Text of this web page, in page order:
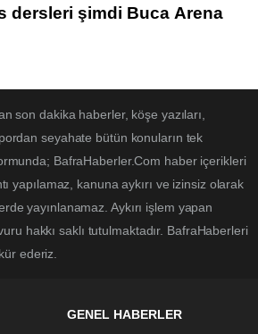
dersleri şimdi Buca Arena
son dakika haberler, köşe yazıları,
seyahate bütün konuların tek
BafraHaberler.Com haber içerikleri
yapılamaz, kanuna aykırı ve izinsiz olarak
yayınlanamaz. Aykırı işlem yapan
hakkı saklı tutulmaktadır. BafraHaberleri
ederiz.
GENEL HABERLER